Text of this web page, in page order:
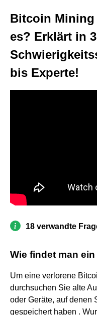
Bitcoin
es? Erklärt in 3
bis Experte!
18 verwandte
Wie findet man
Um eine verlorene
durchsuchen Sie alte
oder Geräte, auf denen
gespeichert haben .